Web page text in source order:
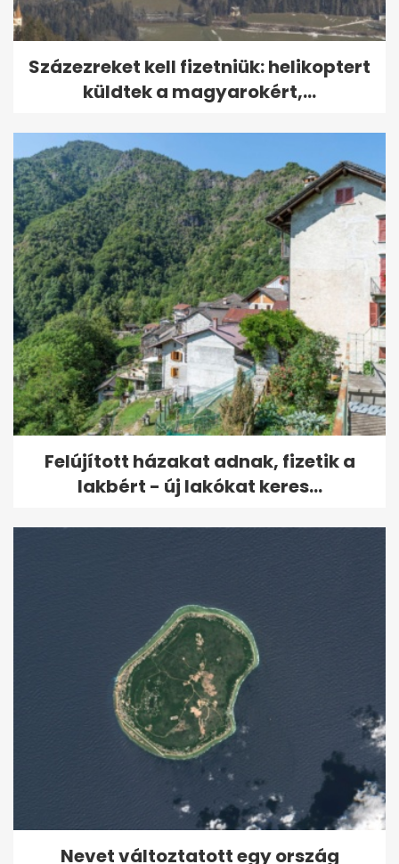
Százezreket kell fizetniük: helikoptert
küldtek a magyarokért,...
Felújított házakat adnak, fizetik a
lakbért - új lakókat keres...
Nevet változtatott egy ország